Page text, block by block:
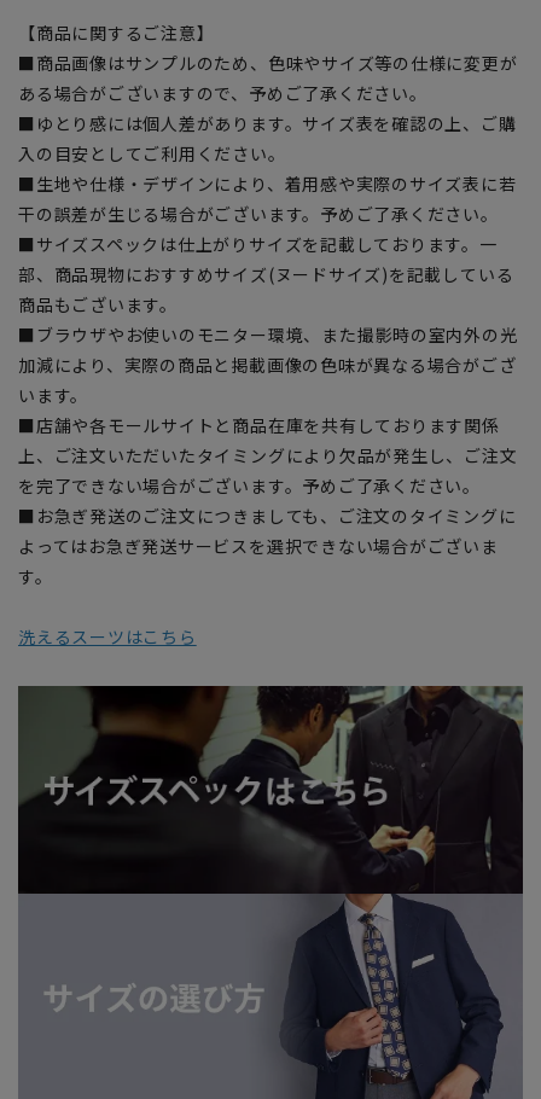
【商品に関するご注意】
■商品画像はサンプルのため、色味やサイズ等の仕様に変更が
ある場合がございますので、予めご了承ください。
■ゆとり感には個人差があります。サイズ表を確認の上、ご購
入の目安としてご利用ください。
■生地や仕様・デザインにより、着用感や実際のサイズ表に若
干の誤差が生じる場合がございます。予めご了承ください。
■サイズスペックは仕上がりサイズを記載しております。一
部、商品現物におすすめサイズ(ヌードサイズ)を記載している
商品もございます。
■ブラウザやお使いのモニター環境、また撮影時の室内外の光
加減により、実際の商品と掲載画像の色味が異なる場合がござ
います。
■店舗や各モールサイトと商品在庫を共有しております関係
上、ご注文いただいたタイミングにより欠品が発生し、ご注文
を完了できない場合がございます。予めご了承ください。
■お急ぎ発送のご注文につきましても、ご注文のタイミングに
よってはお急ぎ発送サービスを選択できない場合がございま
す。
洗えるスーツはこちら